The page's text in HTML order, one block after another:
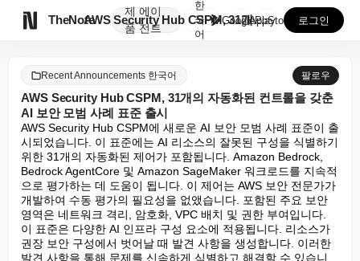
TheNote
제
품
에이
전트
AWS Security Hub CSPM, 31개의 자동...
한
국
어
GooglePlay
AppStore 로그인
Recent Announcements 한국어 팔로우
AWS Security Hub CSPM, 31개의 자동화된 컨트롤을 갖춘
AI 보안 모범 사례 표준 출시
AWS Security Hub CSPM에 새로운 AI 보안 모범 사례 표준이 출
시되었습니다. 이 표준에는 AI 리소스의 잘못된 구성을 식별하기
위한 31개의 자동화된 제어가 포함됩니다. Amazon Bedrock,
Bedrock AgentCore 및 Amazon SageMaker 워크로드를 지속적
으로 평가하는 데 도움이 됩니다. 이 제어는 AWS 보안 전문가가
개발하여 수동 평가의 필요성을 없앴습니다. 포함된 주요 보안
영역은 네트워크 격리, 암호화, VPC 배치 및 권한 부여입니다.
이 표준은 다양한 AI 인프라 구성 요소에 적용됩니다. 리소스가
권장 보안 구성에서 벗어날 때 발견 사항을 생성합니다. 이러한
발견 사항을 통해 문제를 신속하게 식별하고 해결할 수 있습니